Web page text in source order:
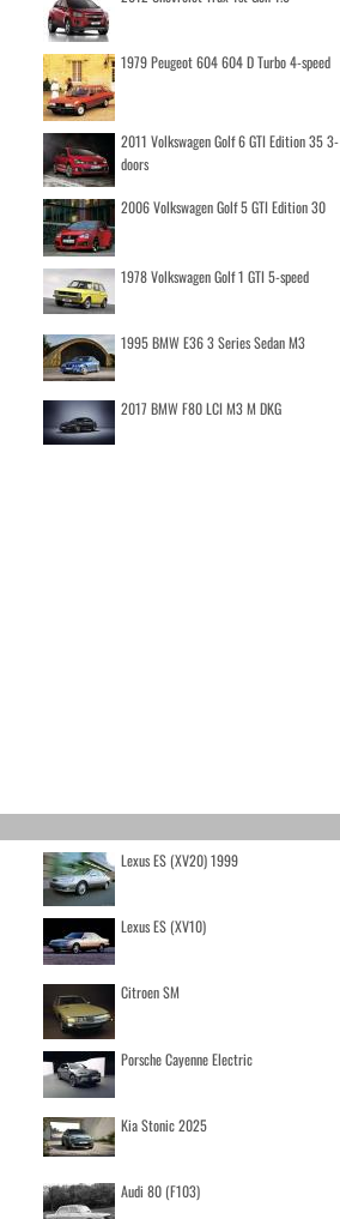
1979 Peugeot 604 604 D Turbo 4-speed
2011 Volkswagen Golf 6 GTI Edition 35 3-
doors
2006 Volkswagen Golf 5 GTI Edition 30
1978 Volkswagen Golf 1 GTI 5-speed
1995 BMW E36 3 Series Sedan M3
2017 BMW F80 LCI M3 M DKG
Lexus ES (XV20) 1999
Lexus ES (XV10)
Citroen SM
Porsche Cayenne Electric
Kia Stonic 2025
Audi 80 (F103)